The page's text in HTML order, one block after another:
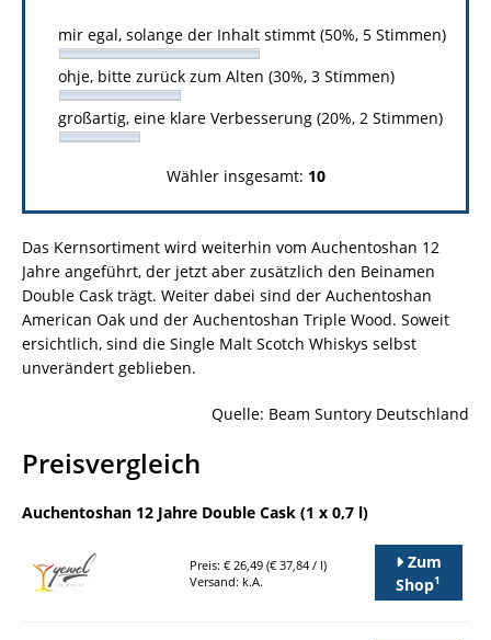
mir egal, solange der Inhalt stimmt (50%, 5 Stimmen)
ohje, bitte zurück zum Alten (30%, 3 Stimmen)
großartig, eine klare Verbesserung (20%, 2 Stimmen)
Wähler insgesamt: 10
Das Kernsortiment wird weiterhin vom Auchentoshan 12
Jahre angeführt, der jetzt aber zusätzlich den Beinamen
Double Cask trägt. Weiter dabei sind der Auchentoshan
American Oak und der Auchentoshan Triple Wood. Soweit
ersichtlich, sind die Single Malt Scotch Whiskys selbst
unverändert geblieben.
Quelle: Beam Suntory Deutschland
Preisvergleich
Auchentoshan 12 Jahre Double Cask (1 x 0,7 l)
Preis: € 26,49 (€ 37,84 / l)
Versand: k.A.
Zum
Shop1